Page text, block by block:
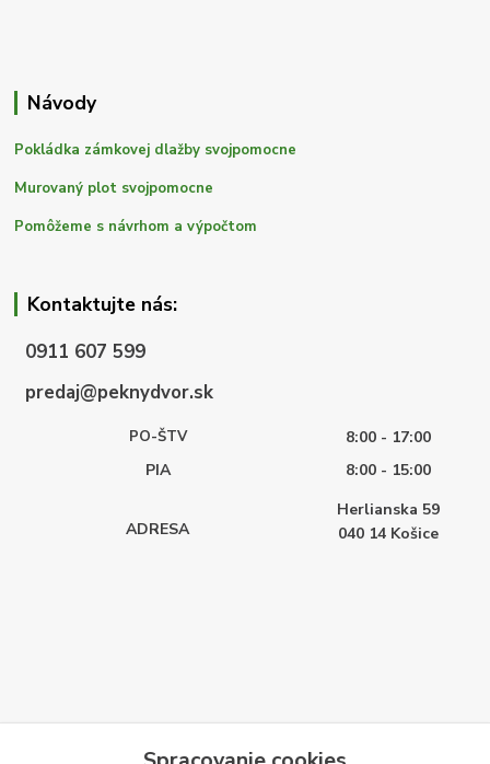
Návody
Pokládka zámkovej dlažby svojpomocne
Murovaný plot svojpomocne
Pomôžeme s návrhom a výpočtom
Kontaktujte nás:
0911 607 599
predaj@peknydvor.sk
PO-ŠTV
8:00 - 17:00
PIA
8:00 - 15:00
ADRESA
Herlianska 59
040 14 Košice